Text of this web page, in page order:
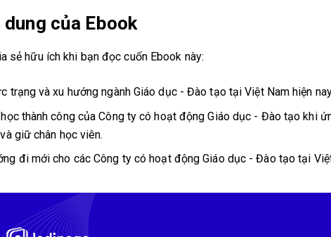
dung của Ebook
sẻ hữu ích khi bạn đọc cuốn Ebook này:
trạng và xu hướng ngành Giáo dục - Đào tạo tại Việt Nam hiện
thành công của Công ty có hoạt động Giáo dục - Đào tạo khi
giữ chân học viên.
đi mới cho các Công ty có hoạt động Giáo dục - Đào tạo tại